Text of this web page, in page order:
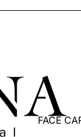
FACE